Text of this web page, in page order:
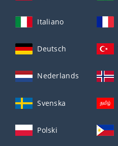
Italiano
Deutsch
Nederlands
Svenska
Polski